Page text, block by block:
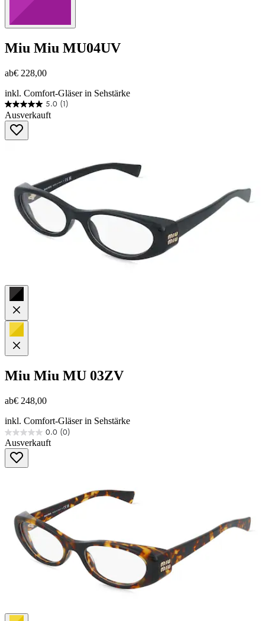
Miu Miu MU04UV
ab€ 228,00
inkl. Comfort-Gläser in Sehstärke
5.0 (1)
5.0
von
Sternen.
Ausverkauft
Miu Miu MU 03ZV
ab€ 248,00
inkl. Comfort-Gläser in Sehstärke
0.0 (0)
0.0
von
Sternen.
Ausverkauft